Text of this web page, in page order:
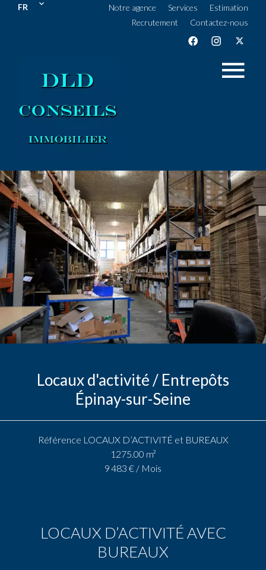
FR Notre agence Services
Estimation
Recrutement
Contactez-nous
Locaux d'activité / Entrepôts
Épinay-sur-Seine
Référence LOCAUX D’ACTIVITÉ et BUREAUX
1275.00 m²
9 483 € / Mois
LOCAUX D’ACTIVITÉ AVEC
BUREAUX